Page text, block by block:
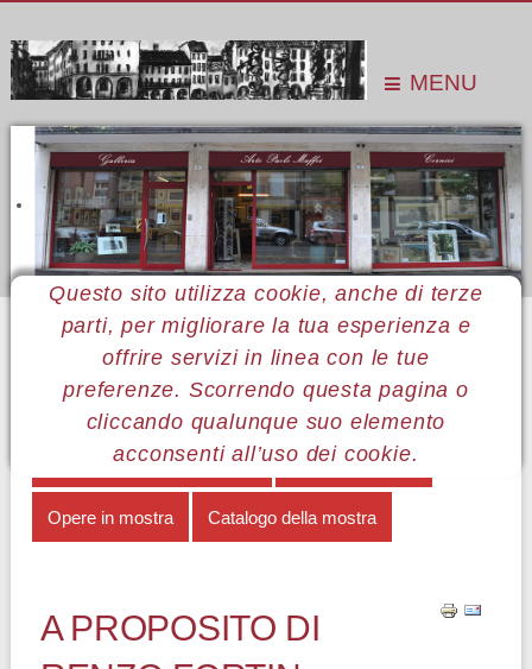
MENU
Questo sito utilizza cookie, anche di terze
parti, per migliorare la tua esperienza e
offrire servizi in linea con le tue
preferenze. Scorrendo questa pagina o
cliccando qualunque suo elemento
acconsenti all’uso dei cookie.
Sei qui: Home Le mostre Mostre 2007
Renzo Fortin
A proposito di Renzo Fortin
MENÙ RENZO FORTIN
A proposito di Renzo Fortin Note biografiche
Opere in mostra Catalogo della mostra
A PROPOSITO DI